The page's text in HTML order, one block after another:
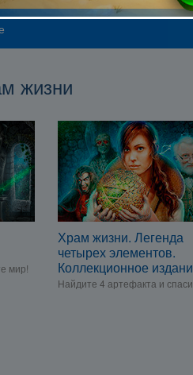
жизни
мир!
Храм жизни. Легенда
четырех элементов.
Коллекционное
Найдите 4 артефакта и